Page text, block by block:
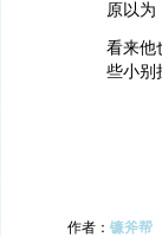
原以为
看来他
些小别
作者： 镰斧帮